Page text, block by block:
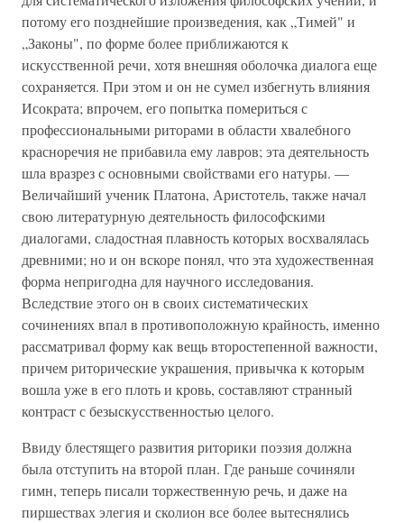
потому его позднейшие произведения, как „Тимей" и
„Зако­ны", по форме более приближаются к
искусственной речи, хотя внешняя оболочка диалога еще
сохраняется. При этом и он не сумел избегнуть влияния
Исократа; впрочем, его по­пытка помериться с
профессиональными риторами в области хвалебного
красноречия не прибавила ему лавров; эта дея­тельность
шла вразрез с основными свойствами его натуры. —
Величайший ученик Платона, Аристотель, также начал
свою литературную деятельность философскими
диалогами, сладостная плавность которых восхвалялась
древними; но и он вскоре понял, что эта художественная
форма непригодна для научного исследования.
Вследствие этого он в своих систематических
сочинениях впал в противоположную крайность, именно
рассматривал форму как вещь второсте­пенной важности,
причем риторические украшения, привыч­ка к которым
вошла уже в его плоть и кровь, составляют странный
контраст с безыскусственностью целого.
Ввиду блестящего развития риторики поэзия должна
была отступить на второй план. Где раньше сочиняли
гимн, теперь писали торжественную речь, и даже на
пиршествах элегия и сколион все более вытеснялись